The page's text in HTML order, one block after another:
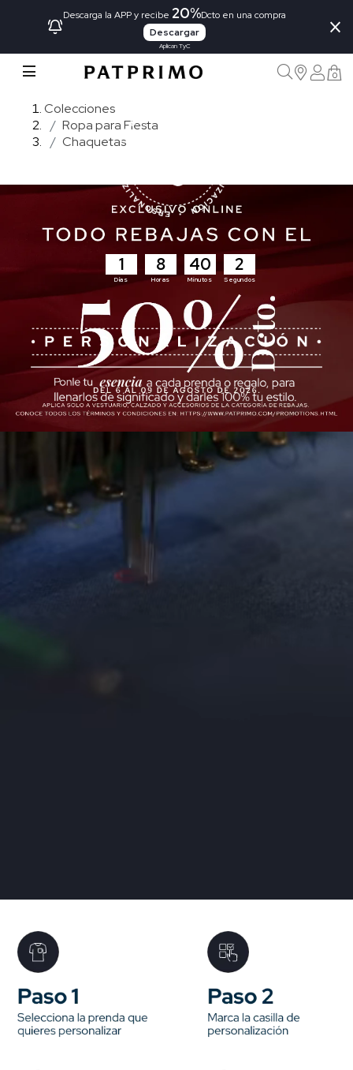
Descarga la APP y recibe 20%Dcto en una compra
Descargar
Aplican TyC
×
0
Colecciones
Ropa para Fiesta
Chaquetas
1
Días
8
Horas
40
Minutos
1
Segundos